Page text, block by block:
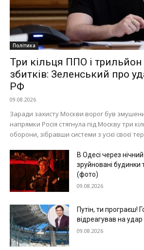
Політика
Три кільця ППО і трильйон
збитків: Зеленський про
РФ
09.08.2026
Заради захисту Москви ворог був
напрямки Росія стягнула під Москву три
оборони, зібравши системи з усієї своєї
В Одесі через
зруйновані будинки
(фото)
09.08.2026
Путін, ти програєш!
відреагував на удар
09.08.2026